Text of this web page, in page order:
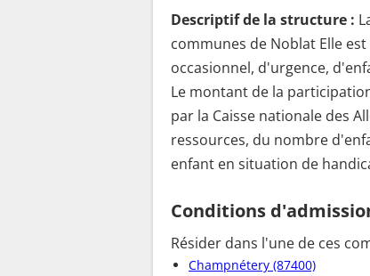
Descriptif de la structure :
communes de Noblat Elle
occasionnel, d'urgence,
Le montant de la
par la Caisse nationale des
ressources, du nombre
enfant en situation de
Conditions
Résider dans l'une de ces
Champnétery (87400)